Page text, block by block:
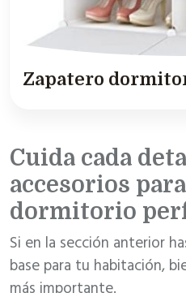
Zapatero
Cuida cada
accesorios
dormitorio
Si en la sección anterior
base para tu habitación,
más importante.